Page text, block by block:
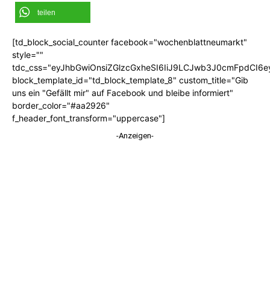
teilen
[td_block_social_counter facebook="wochenblattneumarkt"
style=""
block_template_id="td_block_template_8" custom_title="Gib
uns ein "Gefällt mir" auf Facebook und bleibe informiert"
border_color="#aa2926"
f_header_font_transform="uppercase"]
-Anzeigen-